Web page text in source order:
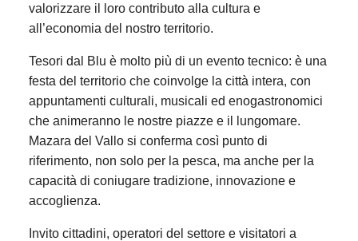
valorizzare il loro contributo alla cultura e
all’economia del nostro territorio.
Tesori dal Blu è molto più di un evento tecnico: è una
festa del territorio che coinvolge la città intera, con
appuntamenti culturali, musicali ed enogastronomici
che animeranno le nostre piazze e il lungomare.
Mazara del Vallo si conferma così punto di
riferimento, non solo per la pesca, ma anche per la
capacità di coniugare tradizione, innovazione e
accoglienza.
Invito cittadini, operatori del settore e visitatori a